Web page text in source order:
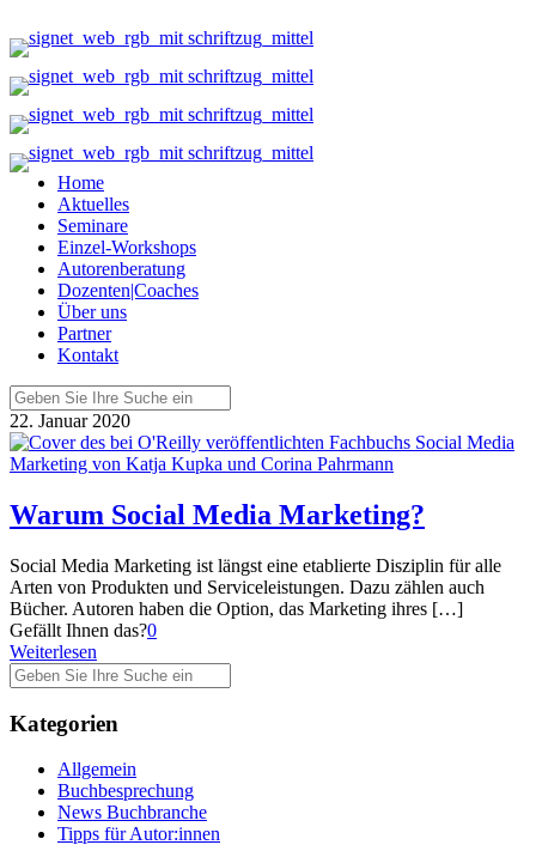
Home
Aktuelles
Seminare
Einzel-Workshops
Autorenberatung
Dozenten|Coaches
Über uns
Partner
Kontakt
22. Januar 2020
Warum Social Media Marketing?
Social Media Marketing ist längst eine etablierte Disziplin für alle
Arten von Produkten und Serviceleistungen. Dazu zählen auch
Bücher. Autoren haben die Option, das Marketing ihres […]
Gefällt Ihnen das?0
Weiterlesen
Kategorien
Allgemein
Buchbesprechung
News Buchbranche
Tipps für Autor:innen